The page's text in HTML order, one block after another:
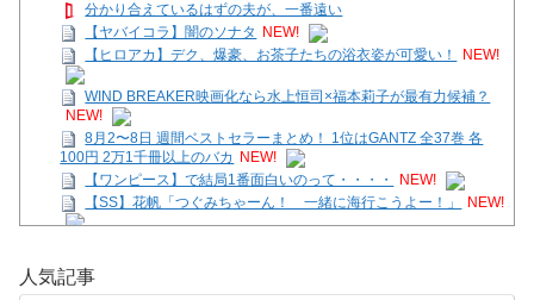
分かり合えているはずの夫が、一番遠い
【ヤバイコラ】闇のソナタ
NEW!
【ヒロアカ】デク、爆豪、お茶子たちの浴衣姿が可愛い！
NEW!
WIND BREAKER映画化なら水上恒司×福本莉子が最有力候補？
NEW!
8月2〜8日 週間ベストセラーまとめ！ 1位はGANTZ 全37巻 各
100円 2万1千冊以上のバカ
NEW!
【ワンピース】で結局1番面白いのって・・・・
NEW!
【SS】花帆「つぐみちゃーん！ 一緒に海行こうよー！」
NEW!
しまう
ソニーの新作MARVEL Tōkonが発売されたけどどうなん？
人気記事